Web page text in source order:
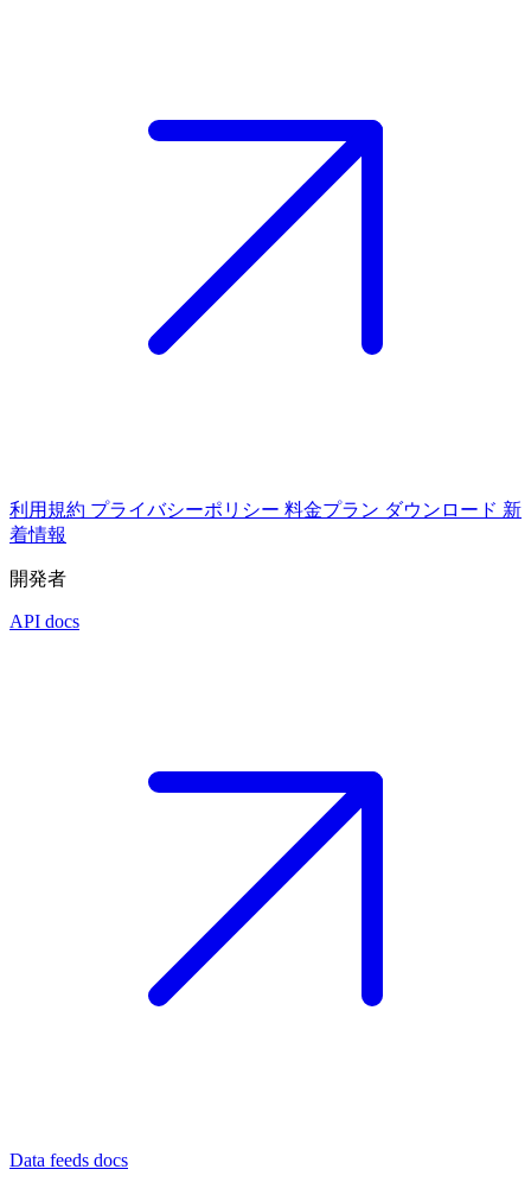
利用規約 プライバシーポリシー 料金プラン ダウンロード 新
着情報
開発者
API docs
Data feeds docs